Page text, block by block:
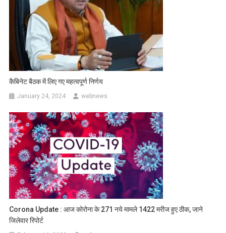
कैबिनेट बैठक में लिए गए महत्वपूर्ण निर्णय
January 24, 2024 webnews
Corona Update : आज कोरोना के 271 नये मामले 1422 मरीज हुए ठीक, जाने
जिलेवार रिपोर्ट